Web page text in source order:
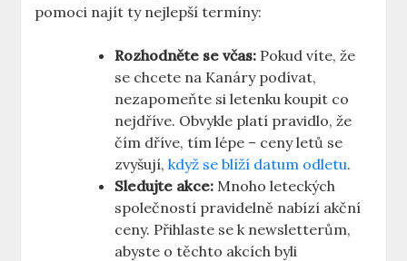
pomoci najít ty nejlepší termíny:
Rozhodněte se včas: Pokud víte, že
se chcete na Kanáry podívat,
nezapomeňte si letenku koupit co
nejdříve. Obvykle platí pravidlo, že
čím dříve, tím lépe – ceny letů se
zvyšují,když se blíží datum odletu.
Sledujte akce: Mnoho leteckých
společností pravidelně nabízí akční
ceny. Přihlaste se k newsletterům,
abyste o těchto akcích byli